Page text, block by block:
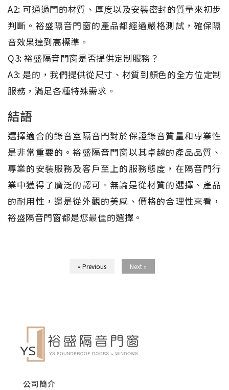
A2: 可通過門的材質、厚度以及安裝密封的質量來初步
判斷。裕盛隔音門窗的產品都經過嚴格測試，確保隔
音效果達到高標準。
Q3: 裕盛隔音門窗是否提供定制服務？
A3: 是的，我們提供從尺寸、材質到顏色的全方位定制
服務，滿足各種特殊需求。
結語
選擇適合的錄音室隔音門對於保證錄音質量和專業性
是非常重要的。裕盛隔音門窗以其卓越的產品品質、
專業的安裝服務及客戶至上的服務態度，在隔音門行
業中獲得了廣泛的認可。無論是從材質的選擇、產品
的耐用性，還是從外觀的美感、價格的合理性來看，
裕盛隔音門窗都是您最佳的選擇。
« Previous Next »
公司簡介